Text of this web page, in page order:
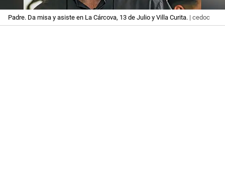
Padre. Da misa y asiste en La Cárcova, 13 de Julio y Villa Curita. | cedoc